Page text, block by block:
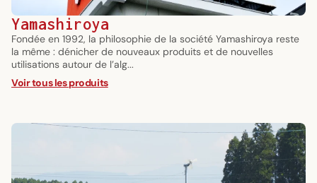
Yamashiroya
Fondée en 1992, la philosophie de la société Yamashiroya reste
la même : dénicher de nouveaux produits et de nouvelles
utilisations autour de l’alg...
Voir tous les produits